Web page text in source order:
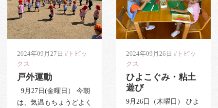
2024年09月27日 #トピッ
クス
戸外運動
9月27日(金曜日） 今朝
は、気温もちょうどよく
2024年09月26日 #トピッ
クス
ひよこぐみ・粘土
遊び
9月26日（木曜日） ひよ